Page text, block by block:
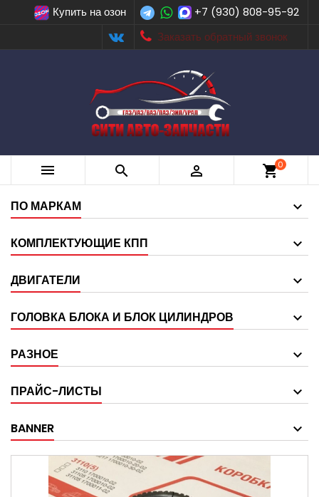
Купить на озон
+7 (930) 808-95-92
Заказать обратный звонок
   shopping_cart0
ПО МАРКАМ
КОМПЛЕКТУЮЩИЕ КПП
ДВИГАТЕЛИ
ГОЛОВКА БЛОКА И БЛОК ЦИЛИНДРОВ
РАЗНОЕ
ПРАЙС-ЛИСТЫ
BANNER